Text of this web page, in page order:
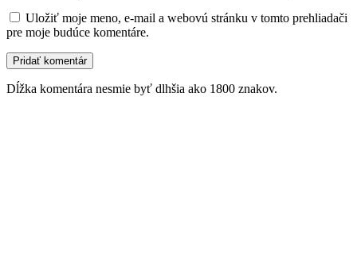
Uložiť moje meno, e-mail a webovú stránku v tomto prehliadači
pre moje budúce komentáre.
Dĺžka komentára nesmie byť dlhšia ako 1800 znakov.